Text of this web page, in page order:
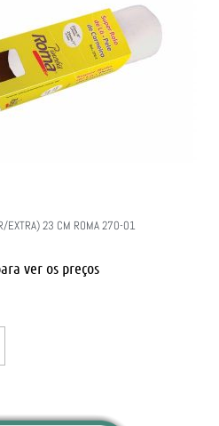
EXTRA) 23 CM ROMA 270-01
ver os preços